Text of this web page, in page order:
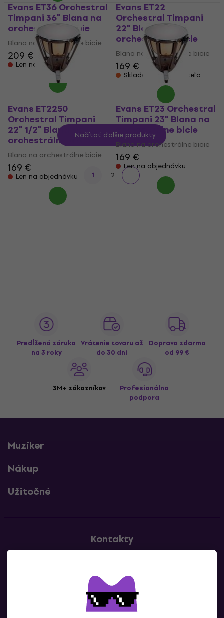
Evans ET36 Orchestral
Timpani 36" Blana na
orchestrálne bicie
Blana na orchestrálne bicie
209 €
Len na objednávku
Evans ET22
Orchestral Timpani
22" Blana na
orchestrálne bicie
Blana na orchestrálne bicie
169 €
Skladom u dodávateľa
Evans ET2250
Orchestral Timpani
22" 1/2" Blana na
orchestrálne bicie
Blana na orchestrálne bicie
169 €
Len na objednávku
Evans ET23 Orchestral
Timpani 23" Blana na
orchestrálne bicie
Blana na orchestrálne bicie
169 €
Len na objednávku
Načítať ďalšie produkty
1 2
Predĺžená záruka
na 3 roky
Vrátenie tovaru až
do 30 dní
Doprava zdarma
od 99 €
3M+ zákazníkov
Profesionálna
podpora
Muziker
Nákup
Užitočné
Kontakty